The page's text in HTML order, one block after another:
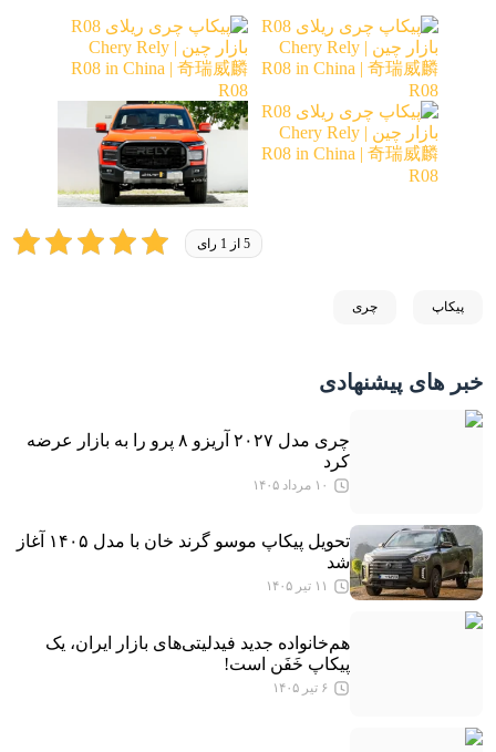
5 از 1 رای
پیکاپ چری
خبر های پیشنهادی
چری مدل ۲۰۲۷ آریزو ۸ پرو را به بازار عرضه
کرد
۱۰ مرداد ۱۴۰۵
تحویل پیکاپ موسو گرند خان با مدل ۱۴۰۵ آغاز
شد
۱۱ تیر ۱۴۰۵
هم‌خانواده جدید فیدلیتی‌های بازار ایران، یک
پیکاپ خَفَن است!
۶ تیر ۱۴۰۵